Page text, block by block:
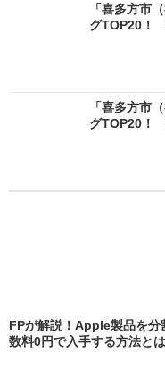
「喜多方市
グTOP20！
「喜多方市
グTOP20！
FPが解説！Apple製品を分
数料0円で入手する方法と